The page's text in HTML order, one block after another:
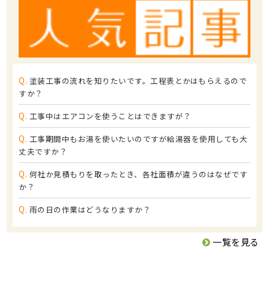
Q. 塗装工事の流れを知りたいです。工程表とかはもらえるので
すか？
Q. 工事中はエアコンを使うことはできますが？
Q. 工事期間中もお湯を使いたいのですが給湯器を使用しても大
丈夫ですか？
Q. 何社か見積もりを取ったとき、各社面積が違うのはなぜです
か？
Q. 雨の日の作業はどうなりますか？
一覧を見る